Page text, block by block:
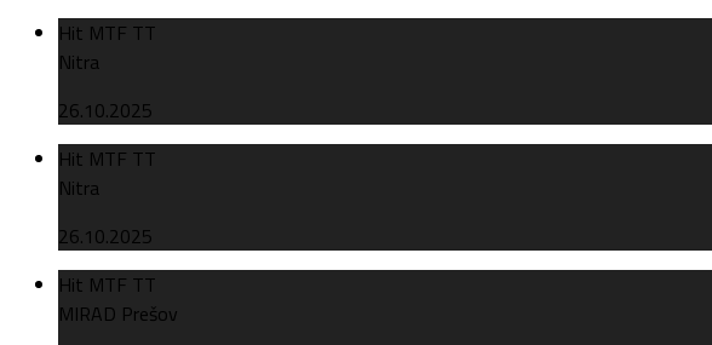
Hit MTF TT
Nitra
26.10.2025
Hit MTF TT
Nitra
26.10.2025
Hit MTF TT
MIRAD Prešov